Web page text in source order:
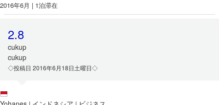
2016年6月 | 1泊滞在
2.8
cukup
cukup
◇投稿日 2016年6月18日土曜日◇